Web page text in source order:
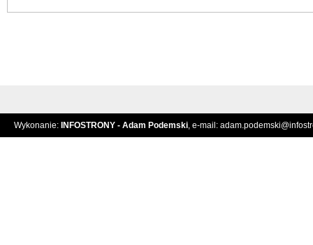
Wykonanie: INFOSTRONY - Adam Podemski, e-mail: